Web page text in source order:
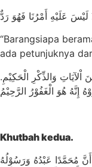
عَلَيْهِ أَمْرُنَا فَهُوَ رَدٌّ
“Barangsiapa
ada petunjuknya
وَالذِّكْرِ الْحَكِيْمِ.
Khutbah kedua.
أَنَّ مُحَمَّدًا عَبْدُهُ وَرَسُوْلُهُ